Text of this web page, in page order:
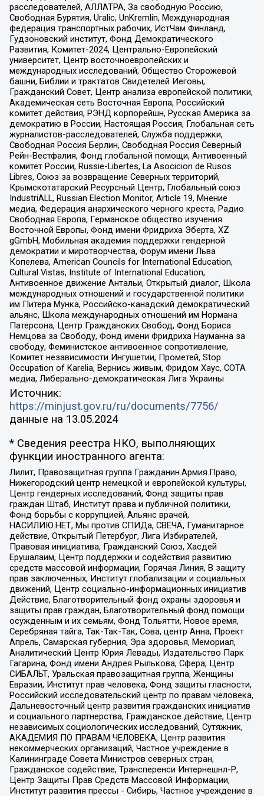
расследователей, АЛЛАТРА, За свободную Россию,
Свободная Бурятия, Uralic, UnKremlin, Международная
федерация транспортных рабочих, ИстЧам Финланд,
Гудзоновский институт, Фонд Демократического
Развития, Комитет-2024, Центрально-Европейский
университет, Центр восточноевропейских и
международных исследований, Общество Сторожевой
башни, Библии и трактатов Свидетелей Иеговы,
Гражданский Совет, Центр анализа европейской политики,
Академическая сеть Восточная Европа, Российский
комитет действия, РЭНД корпорейшн, Русская Америка за
демократию в России, Настоящая Россия, Глобальная сеть
журналистов-расследователей, Служба поддержки,
Свободная Россия Берлин, Свободная Россия Северный
Рейн-Вестфалия, Фонд глобальной помощи, Антивоенный
комитет России, Russie-Libertes, La Asocicion de Rusos
Libres, Союз за возвращение Северных территорий,
Крымскотатарский Ресурсный Центр, Глобальный союз
IndustriALL, Russian Election Monitor, Article 19, Мнение
медиа, Федерация анархического черного креста, Радио
Свободная Европа, Германское общество изучения
Восточной Европы, Фонд имени Фридриха Эберта, XZ
gGmbH, Мобильная академия поддержки гендерной
демократии и миротворчества, Форум имени Льва
Копелева, American Councils for International Education,
Cultural Vistas, Institute of International Education,
Антивоенное движение Антальи, Открытый диалог, Школа
международных отношений и государственной политики
им Питера Мунка, Российско-канадский демократический
альянс, Школа международных отношений им Нормана
Патерсона, Центр Гражданских Свобод, Фонд Бориса
Немцова за Свободу, Фонд имени Фридриха Науманна за
свободу, Феминистское антивоенное сопротивление,
Комитет независимости Ингушетии, Прометей, Stop
Occupation of Karelia, Вернись живым, Фридом Хаус, СОТА
медиа, Либерально-демократическая Лига Украины
Источник:
https://minjust.gov.ru/ru/documents/7756/
данные на 13.05.2024
* Сведения реестра НКО, выполняющих
функции иностранного агента:
Лилит, Правозащитная группа Гражданин.Армия.Право,
Нижегородский центр немецкой и европейской культуры,
Центр гендерных исследований, Фонд защиты прав
граждан Штаб, Институт права и публичной политики,
Фонд борьбы с коррупцией, Альянс врачей,
НАСИЛИЮ.НЕТ, Мы против СПИДа, СВЕЧА, Гуманитарное
действие, Открытый Петербург, Лига Избирателей,
Правовая инициатива, Гражданский Союз, Хасдей
Ерушалаим, Центр поддержки и содействия развитию
средств массовой информации, Горячая Линия, В защиту
прав заключенных, Институт глобализации и социальных
движений, Центр социально-информационных инициатив
Действие, Благотворительный фонд охраны здоровья и
защиты прав граждан, Благотворительный фонд помощи
осужденным и их семьям, Фонд Тольятти, Новое время,
Серебряная тайга, Так-Так-Так, Сова, центр Анна, Проект
Апрель, Самарская губерния, Эра здоровья, Мемориал,
Аналитический Центр Юрия Левады, Издательство Парк
Гагарина, Фонд имени Андрея Рылькова, Сфера, Центр
СИБАЛЬТ, Уральская правозащитная группа, Женщины
Евразии, Институт прав человека, Фонд защиты гласности,
Российский исследовательский центр по правам человека,
Дальневосточный центр развития гражданских инициатив
и социального партнерства, Гражданское действие, Центр
независимых социологических исследований, Сутяжник,
АКАДЕМИЯ ПО ПРАВАМ ЧЕЛОВЕКА, Центр развития
некоммерческих организаций, Частное учреждение в
Калининграде Совета Министров северных стран,
Гражданское содействие, Трансперенси Интернешнл-Р,
Центр Защиты Прав Средств Массовой Информации,
Институт развития прессы - Сибирь, Частное учреждение в